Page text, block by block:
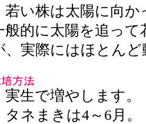
い株は太陽に向か
般的に太陽を追っ
、実際にはほとん
生で増やします。
ネまきは4～6月。